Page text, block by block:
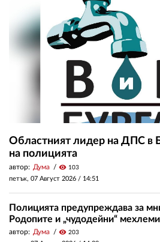
Областният лидер на ДПС в
на полицията
автор: Дума visibility 103
петък, 07 Август 2026 / 14:51
Полицията предупреждава за
Родопите и „чудодейни“ мехлеми
автор: Дума visibility 203